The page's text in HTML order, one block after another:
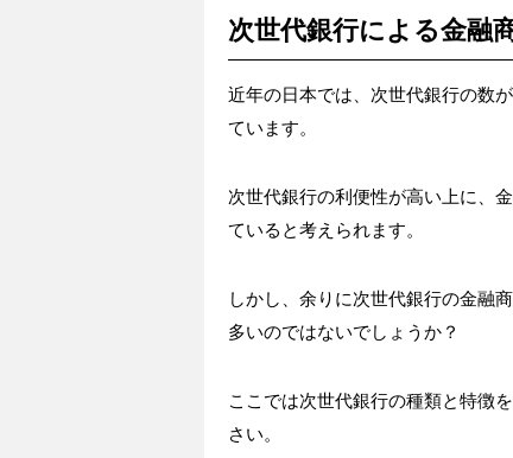
次世代銀行による金融
近年の日本では、次世代銀行の数
ています。
次世代銀行の利便性が高い上に、
ていると考えられます。
しかし、余りに次世代銀行の金融
多いのではないでしょうか？
ここでは次世代銀行の種類と特徴
さい。